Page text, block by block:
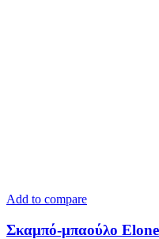
Add to compare
Σκαμπό-μπαούλο